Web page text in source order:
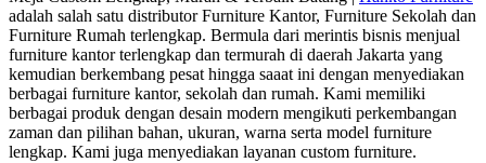
adalah salah satu distributor Furniture Kantor, Furniture Sekolah dan
Furniture Rumah terlengkap. Bermula dari merintis bisnis menjual
furniture kantor terlengkap dan termurah di daerah Jakarta yang
kemudian berkembang pesat hingga saaat ini dengan menyediakan
berbagai furniture kantor, sekolah dan rumah. Kami memiliki
berbagai produk dengan desain modern mengikuti perkembangan
zaman dan pilihan bahan, ukuran, warna serta model furniture
lengkap. Kami juga menyediakan layanan custom furniture.